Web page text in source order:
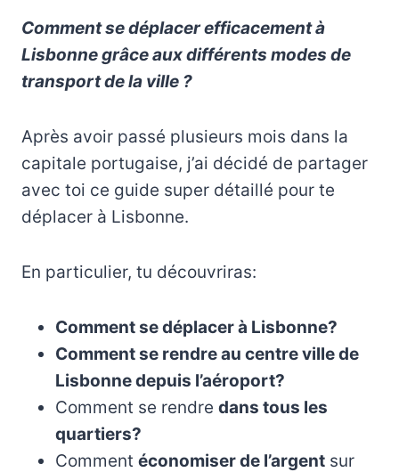
Comment se déplacer efficacement à
Lisbonne grâce aux différents modes de
transport de la ville ?
Après avoir passé plusieurs mois dans la
capitale portugaise, j’ai décidé de partager
avec toi ce guide super détaillé pour te
déplacer à Lisbonne.
En particulier, tu découvriras:
Comment se déplacer à Lisbonne?
Comment se rendre au centre ville de
Lisbonne depuis l’aéroport?
Comment se rendre dans tous les
quartiers?
Comment économiser de l’argent sur